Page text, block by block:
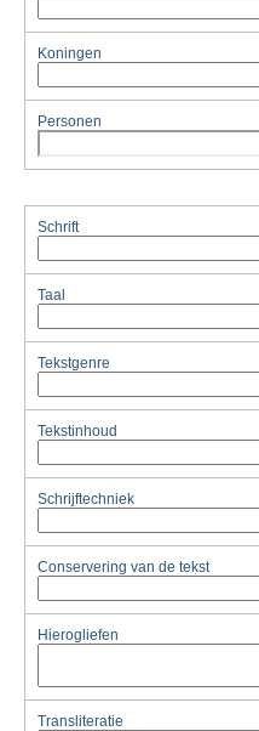
Koningen
Personen
Schrift
Taal
Tekstgenre
Tekstinhoud
Schrijftechniek
Conservering van de tekst
Hierogliefen
Transliteratie